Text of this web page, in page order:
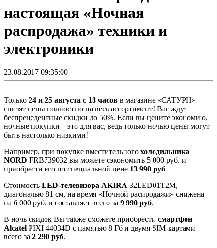
настоящая «Ночная
распродажа» техники и
электроники
23.08.2017 09:35:00
Только 24 и 25 августа с 18 часов в магазине «САТУРН»
снизят цены полностью на весь ассортимент! Вас ждут
беспрецедентные скидки до 50%. Если вы цените экономию,
ночные покупки – это для вас, ведь только ночью цены могут
быть настолько низкими!
Например, при покупке вместительного холодильника
NORD FRB739032 вы можете сэкономить 5 000 руб. и
приобрести его по специальной цене 13 990 руб.
Стоимость LED-телевизора AKIRA 32LED01T2M,
диагональю 81 см, на время «Ночной распродажи» снижена
на 6 000 руб. и составляет всего за 9 990 руб.
В ночь скидок Вы также сможете приобрести смартфон
Alcatel PIXI 44034D с памятью 8 Гб и двумя SIM-картами
всего за 2 290 руб.